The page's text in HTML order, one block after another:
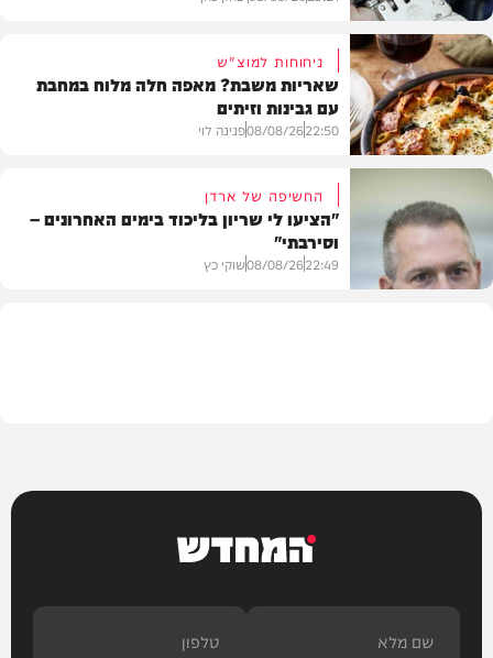
חדשות
מתכונים
ניחוחות למוצ"ש
שאריות משבת? מאפה חלה מלוח במחבת
עם גבינות וזיתים
22:50
08/08/26פנינה לוי
החשיפה של ארדן
"הציעו לי שריון בליכוד בימים האחרונים –
וסירבתי"
22:49
08/08/26שוקי כץ
המחדש